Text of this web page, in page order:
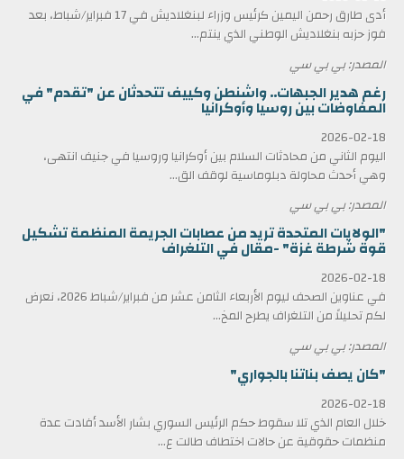
أدى طارق رحمن اليمين كرئيس وزراء لبنغلاديش في 17 فبراير/شباط، بعد
فوز حزبه بنغلاديش الوطني الذي ينتم...
المصدر: بي بي سي
رغم هدير الجبهات.. واشنطن وكييف تتحدثان عن "تقدم" في
المفاوضات بين روسيا وأوكرانيا
2026-02-18
اليوم الثاني من محادثات السلام بين أوكرانيا وروسيا في جنيف انتهى،
وهي أحدث محاولة دبلوماسية لوقف الق...
المصدر: بي بي سي
"الولايات المتحدة تريد من عصابات الجريمة المنظمة تشكيل
قوة شرطة غزة" -مقال في التلغراف
2026-02-18
في عناوين الصحف ليوم الأربعاء الثامن عشر من فبراير/شباط 2026، نعرض
لكم تحليلاً من التلغراف يطرح المخ...
المصدر: بي بي سي
"كان يصف بناتنا بالجواري"
2026-02-18
خلال العام الذي تلا سقوط حكم الرئيس السوري بشار الأسد أفادت عدة
منظمات حقوقية عن حالات اختطاف طالت ع...